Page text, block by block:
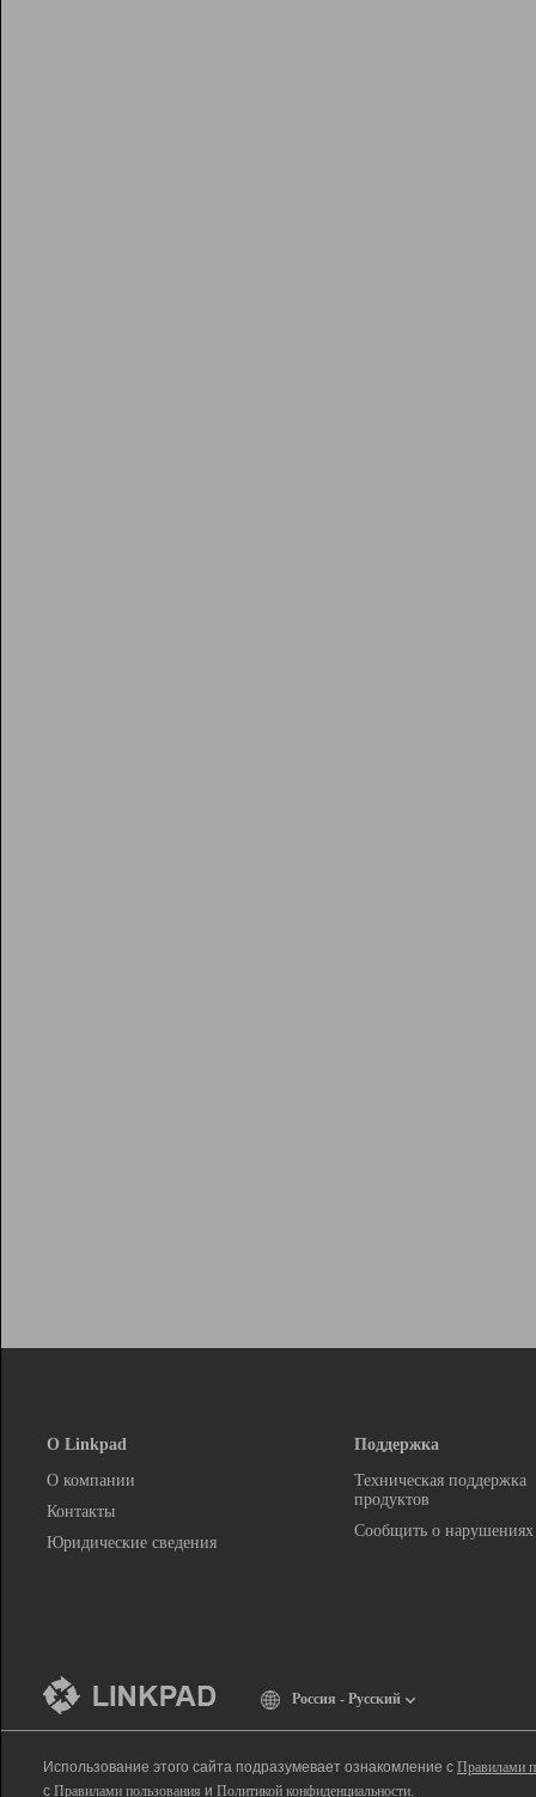
О Linkpad
О компании
Контакты
Юридические сведения
Поддержка
Техническая поддержка
продуктов
Сообщить о нарушениях
Россия - Русский
Использование этого сайта подразумевает ознакомление с Правилами
с Правилами пользования и Политикой конфиденциальности.